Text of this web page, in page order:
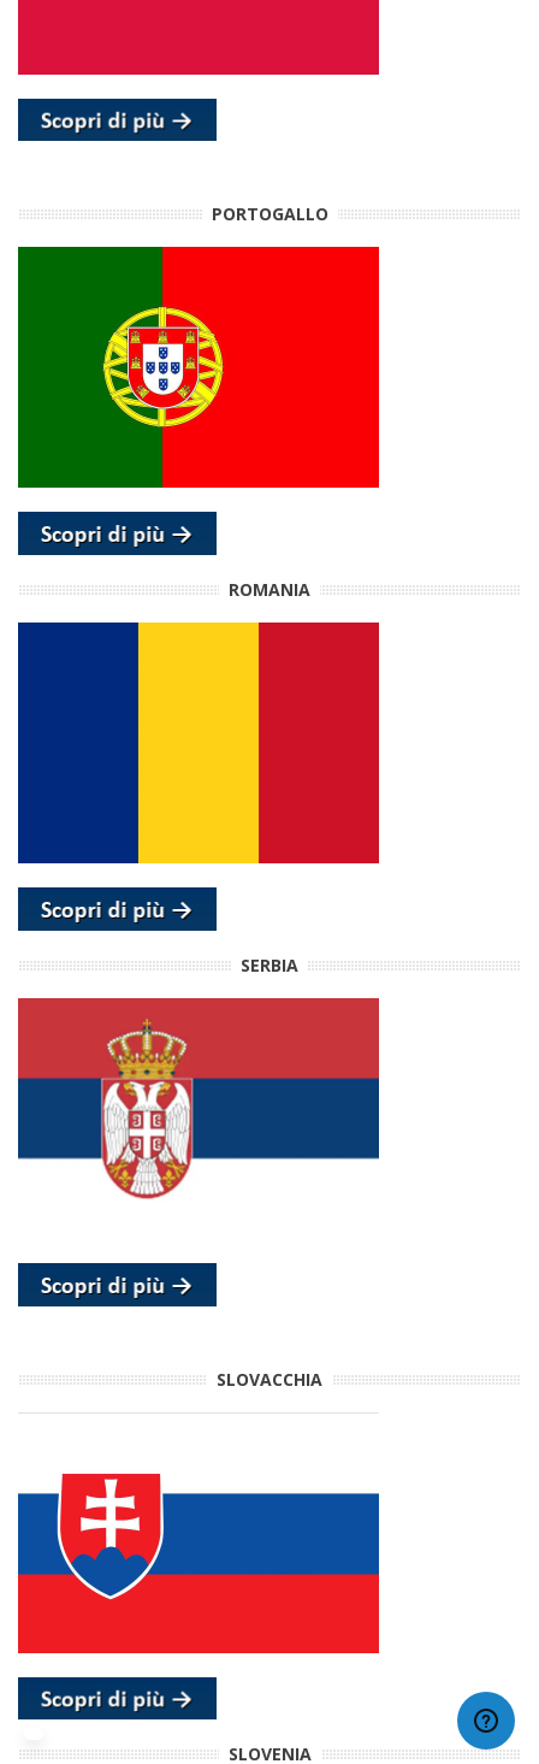
PORTOGALLO
ROMANIA
SERBIA
SLOVACCHIA
SLOVENIA